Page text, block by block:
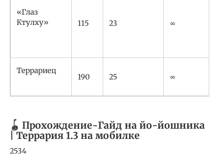
«Глаз
Ктулху»
115 23 ∞
Террариец
190 25 ∞
🪀 Прохождение-Гайд на йо-йошника
| Террария 1.3 на мобилке
2534